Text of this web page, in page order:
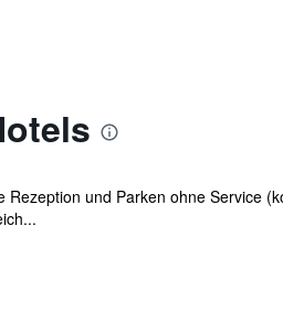
und Parken ohne Service